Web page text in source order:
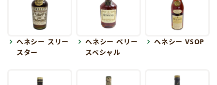
ヘネシー スリー
スター
ヘネシー ベリー
スペシャル
ヘネシー VSOP